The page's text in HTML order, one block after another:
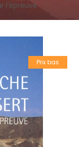
l'épreuve
Prix bas